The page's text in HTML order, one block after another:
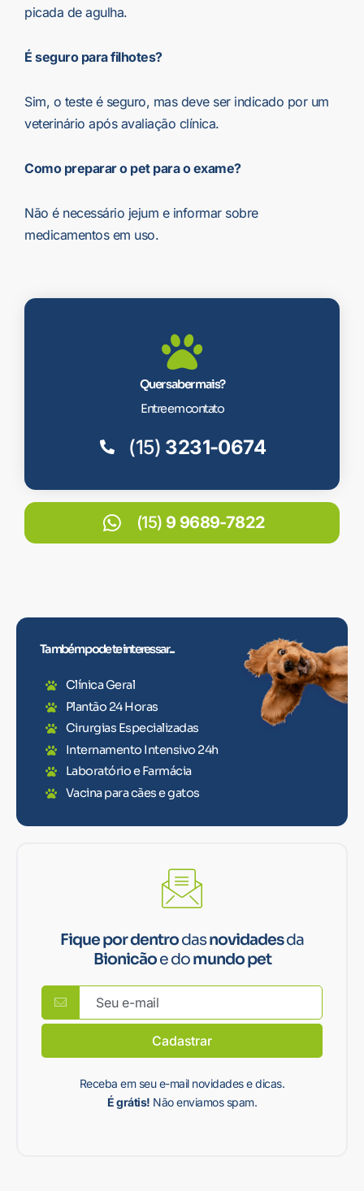
picada de agulha.
É seguro para filhotes?
Sim, o teste é seguro, mas deve ser indicado por um
veterinário após avaliação clínica.
Como preparar o pet para o exame?
Não é necessário jejum e informar sobre
medicamentos em uso.
Quer saber mais?
Entre em contato
(15) 3231-0674
(15) 9 9689-7822
Também pode te interessar...
Clínica Geral
Plantão 24 Horas
Cirurgias Especializadas
Internamento Intensivo 24h
Laboratório e Farmácia
Vacina para cães e gatos
Fique por dentrodasnovidadesda
Bionicãoe domundo pet
Cadastrar
Receba em seu e-mail novidades e dicas.
É grátis! Não enviamos spam.